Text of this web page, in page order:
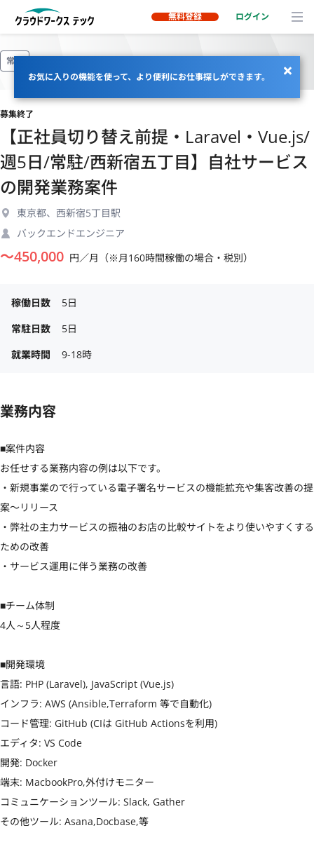
無料登録 ログイン
お気に入りの機能を使って、より便利にお仕事探しができます。
常駐
募集終了
【正社員切り替え前提・Laravel・Vue.js/
週5日/常駐/西新宿五丁目】自社サービス
の開発業務案件
東京都、西新宿5丁目駅
バックエンドエンジニア
〜450,000 円／月（※月160時間稼働の場合・税別）
稼働日数
5日
常駐日数
5日
就業時間
9-18時
業務内容
■案件内容
お任せする業務内容の例は以下です。
・新規事業ので行っている電子署名サービスの機能拡充や集客改善の提
案〜リリース
・弊社の主力サービスの振袖のお店の比較サイトをより使いやすくする
ための改善
・サービス運用に伴う業務の改善
■チーム体制
4人～5人程度
■開発環境
言語: PHP (Laravel), JavaScript (Vue.js)
インフラ: AWS (Ansible,Terraform 等で自動化)
コード管理: GitHub (CIは GitHub Actionsを利用)
エディタ: VS Code
開発: Docker
端末: MacbookPro,外付けモニター
コミュニケーションツール: Slack, Gather
その他ツール: Asana,Docbase,等